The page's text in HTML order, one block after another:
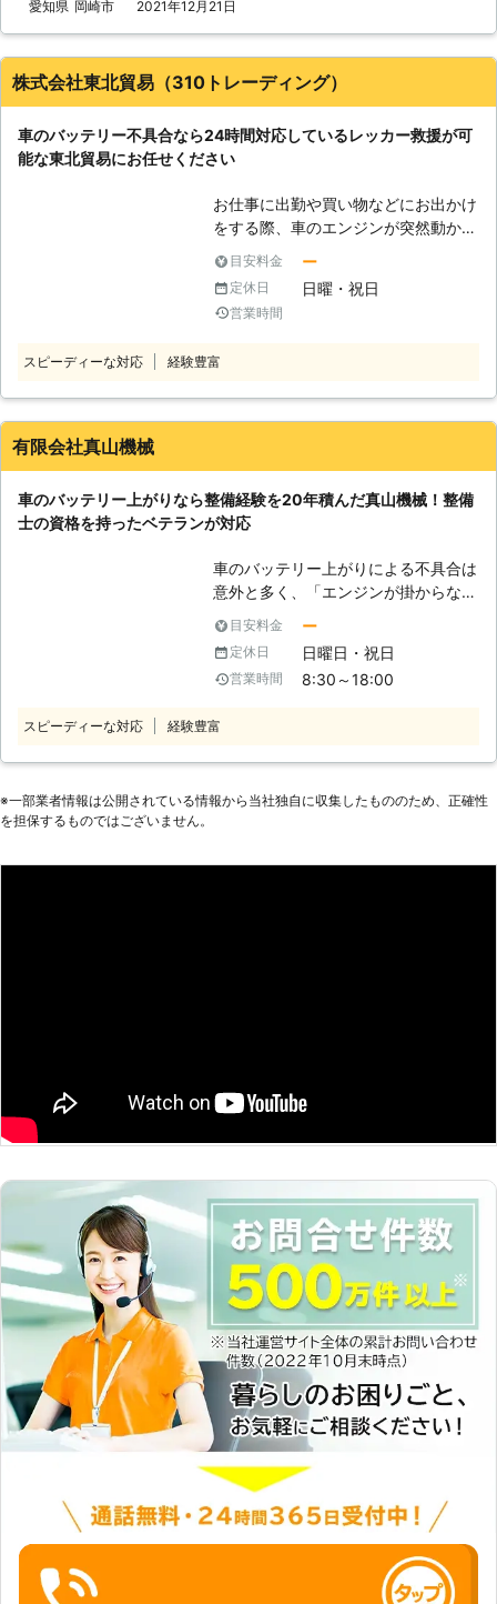
のトラブルに迅速に解決して、車を走
らせることが可能です。お客様がすぐ
にでも運転ができる状況になるように
努めさせていただきますので、車のバ
利用くださいませ。
到着時間は約30分なので、早く車を
動くようにしたい方にこそご利用いた
の方法を用いてお客様のお悩みを解決
いたします。 【どんな風にカーバッ
社はジャンプスタートを使ってお客様
のカーバッテリーへ電力を注入しま
す。ジャンプスタートとは、弊社の自
動車を使ってお客様のバッテリーと接
続することです。 もし、それで解決
車のバッテリーを交換いたしますので
ご安心ください。その他にバッテリー
液の補充などにも対応しています。
お客様のお悩みや不安を解決すること
を第一に考えています。もし、カーバ
ッテリーに関するお悩みがありました
ら、ぜひ弊社までお電話ください。
愛知県 岡崎市 2021年12月21日
株式会社東北貿易（310トレーディング）
車のバッテリー不具合なら24時間対応しているレッカー救援が可
能な東北貿易にお任せください
お仕事に出勤や買い物などにお出かけ
をする際、車のエンジンが突然動かな
くなっては困りますよね。 車の不具
合は一般道や高速道路でも多く、その
なかでも車のバッテリー上がりに関す
る救援依頼はとくに多い案件です。
は、24時間レッカーでの救援もおこ
からないため、問題が発生したときに
すぐに対処してくれる業者に依頼した
は、株式会社東北貿易にお任せくださ
い。 弊社は24時間レッカー車での救
援に対応しています。 深夜や早朝と
いった時間帯でも気にせず、ご依頼く
ださい。 車のバッテリー上がり、パ
いお客様に対応します。 <慣れない作
ならお任せを> 車のバッテリー残量が
とを、バッテリー上がりといいます。
火災などの事故に発展することがあり
ます。 安心・安全に車のバッテリー
い。 宮城県内を中心に車のバッテリ
ートラブルに対応しております。 バ
ッテリーのことで何かありましたらお
気軽に弊社までご依頼ください。
目安料金 ー
定休日 日曜・祝日
営業時間
スピーディーな対応 経験豊富
有限会社真山機械
車のバッテリー上がりなら整備経験を20年積んだ真山機械！整備
士の資格を持ったベテランが対応
車のバッテリー上がりによる不具合は
意外と多く、「エンジンが掛からな
い」「セルモーターが回らない」など
お客様から相談される事もよくありま
す。 その原因として一番多いのが、
室内灯やヘッドライトの消し忘れ。
れだけバッテリー残量も減っていき、
リートラブルだと、焦ってしまう方も
に依頼するのがおすすめです。 有限
すので、車の整備作業には自信があり
に見極めて、バッテリーの劣化状況を
バッテリーの交換時期に関するお話も
させていただきます。 車のバッテリ
ー上がりでお困りなら、有限会社真山
機械にお任せください。 ●車のバッ
テリーが上がる原因とは バッテリー
上がりの原因として考えられるのは以
下の通りです。 「ヘッドライトの消
し忘れ」 「ハザードランプの消し忘
れ」 「室内灯の消し忘れ」 「エンジ
ンをかけたまま音楽やエアコンを長時
間つけっぱなし」 このような際は、
注意が必要です。 車に搭載されたバ
ッテリーの電力を消費することにより
バッテリー上がりが発生しますので、
バッテリーが上がってしまった際は有
限会社真山機械までご連絡を。 有限
会社真山機械は、宮城県を中心に車の
バッテリートラブルでお困りのお客様
目安料金 ー
定休日 日曜日・祝日
営業時間 8:30～18:00
スピーディーな対応 経験豊富
※⼀部業者情報は公開されている情報から当社独⾃に収集したもののため、正確性
を担保するものではございません。